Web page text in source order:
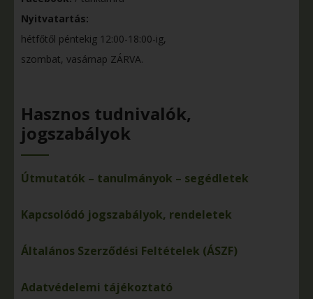
Nyitvatartás:
hétfőtől péntekig 12:00-18:00-ig,
szombat, vasárnap ZÁRVA.
Hasznos tudnivalók,
jogszabályok
Útmutatók – tanulmányok – segédletek
Kapcsolódó jogszabályok, rendeletek
Általános Szerződési Feltételek (ÁSZF)
Adatvédelemi tájékoztató